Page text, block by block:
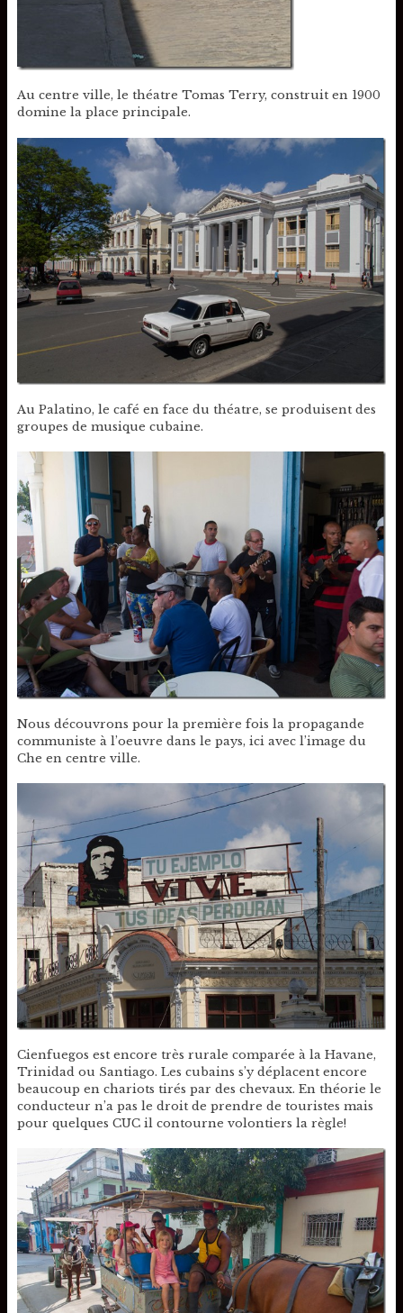
Au centre ville, le théatre Tomas Terry, construit en 1900
domine la place principale.
Au Palatino, le café en face du théatre, se produisent des
groupes de musique cubaine.
Nous découvrons pour la première fois la propagande
communiste à l’oeuvre dans le pays, ici avec l’image du
Che en centre ville.
Cienfuegos est encore très rurale comparée à la Havane,
Trinidad ou Santiago. Les cubains s’y déplacent encore
beaucoup en chariots tirés par des chevaux. En théorie le
conducteur n’a pas le droit de prendre de touristes mais
pour quelques CUC il contourne volontiers la règle!